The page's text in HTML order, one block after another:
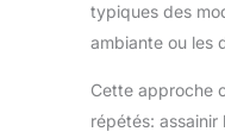
par
suffit
typiques des
ambiante ou les
Cette approche
répétés: assainir